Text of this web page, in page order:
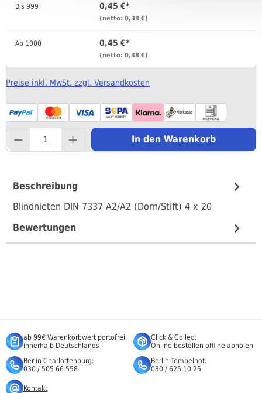
Bis 999 0,45 €*
(netto: 0,38 €)
Ab 1000 0,45 €*
(netto: 0,38 €)
Preise inkl. MwSt. zzgl. Versandkosten
In den Warenkorb
Beschreibung
Blindnieten DIN 7337 A2/A2 (Dorn/Stift) 4 x 20
Bewertungen
ab 99€ Warenkorbwert portofrei
innerhalb Deutschlands
Click & Collect
Online bestellen offline abholen
Berlin Charlottenburg:
030 / 505 66 558
Berlin Tempelhof:
030 / 625 10 25
Kontakt